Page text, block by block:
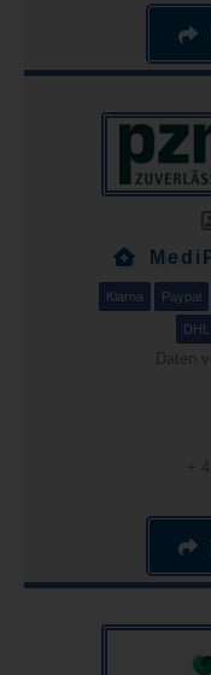
Klarna Paypal
DHL
Daten
+